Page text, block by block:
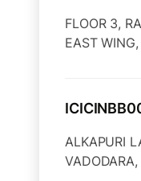
FLOOR 3,
EAST
ALKAPURI